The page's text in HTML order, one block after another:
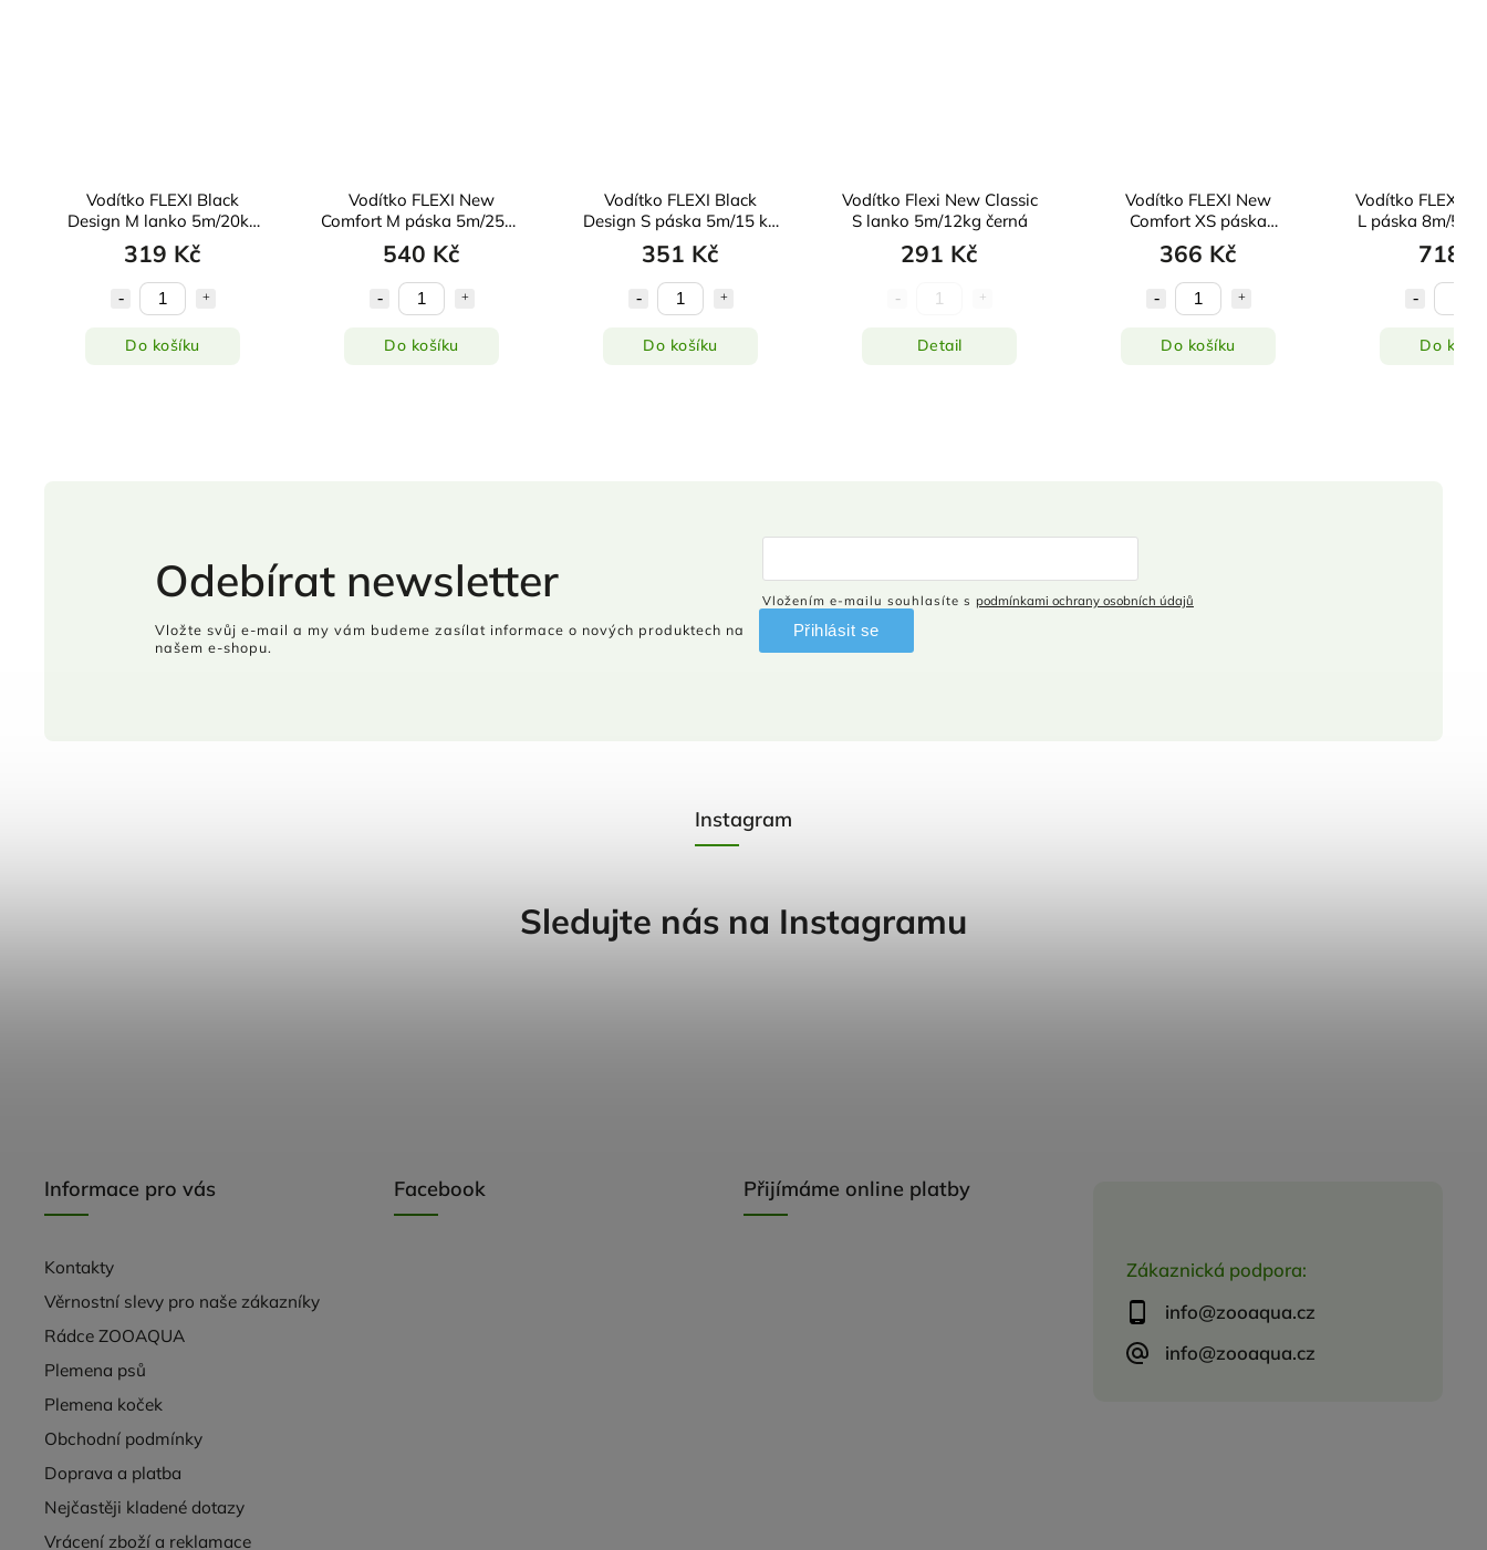
Vodítko FLEXI Black
Design M lanko 5m/20kg
stříbrné
319 Kč
Do košíku
Vodítko FLEXI New
Comfort M páska 5m/25kg
růžové
540 Kč
Do košíku
Vodítko FLEXI Black
Design S páska 5m/15 kg
zelené
351 Kč
Do košíku
Vodítko Flexi New Classic
S lanko 5m/12kg černá
291 Kč
Detail
Vodítko FLEXI New
Comfort XS páska
3m/12kg černé
366 Kč
Do košíku
Vodítko FLEXI
L páska 8m/50
718
Do
Zákaznická podpora:
info@zooaqua.cz
info@zooaqua.cz
Informace pro vás
Kontakty
Věrnostní slevy pro naše zákazníky
Rádce ZOOAQUA
Plemena psů
Plemena koček
Obchodní podmínky
Doprava a platba
Nejčastěji kladené dotazy
Vrácení zboží a reklamace
Facebook
Odebírat newsletter
Vložte svůj e-mail a my vám budeme zasílat informace o nových produktech na
našem e-shopu.
Vložením e-mailu souhlasíte s podmínkami ochrany osobních údajů
Přihlásit se
Přijímáme online platby
Instagram
Sledujte nás na Instagramu